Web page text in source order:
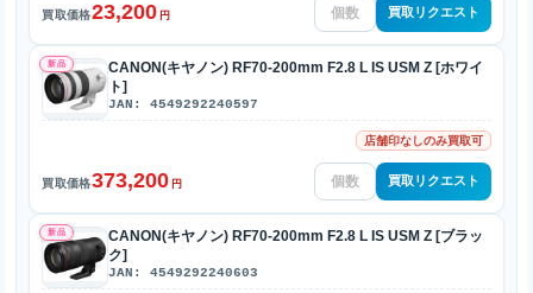
買取価格23,200 円 買取リクエスト
新品
CANON(キヤノン) RF70-200mm F2.8 L IS USM Z [ホワイ
ト]
JAN: 4549292240597
店舗印なしのみ買取可
買取価格373,200 円 買取リクエスト
新品
CANON(キヤノン) RF70-200mm F2.8 L IS USM Z [ブラッ
ク]
JAN: 4549292240603